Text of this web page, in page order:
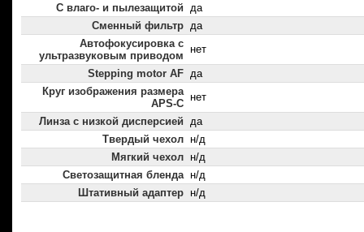
С влаго- и пылезащитой да
Сменный фильтр да
Автофокусировка с
ультразвуковым приводом
нет
Stepping motor AF да
Круг изображения размера
APS-C
нет
Линза с низкой дисперсией да
Твердый чехол н/д
Мягкий чехол н/д
Светозащитная бленда н/д
Штативный адаптер н/д